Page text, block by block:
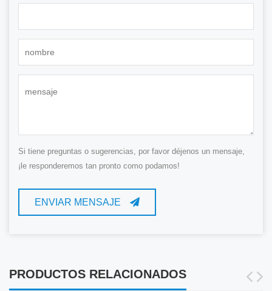
Si tiene preguntas o sugerencias, por favor déjenos un mensaje,
¡le responderemos tan pronto como podamos!
ENVIAR MENSAJE
PRODUCTOS RELACIONADOS